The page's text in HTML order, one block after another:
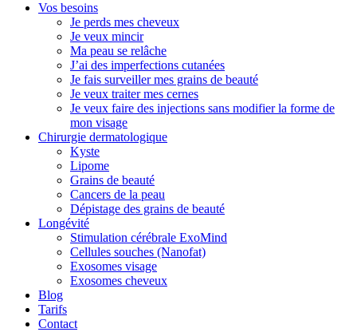
Vos besoins
Je perds mes cheveux
Je veux mincir
Ma peau se relâche
J’ai des imperfections cutanées
Je fais surveiller mes grains de beauté
Je veux traiter mes cernes
Je veux faire des injections sans modifier la forme de
mon visage
Chirurgie dermatologique
Kyste
Lipome
Grains de beauté
Cancers de la peau
Dépistage des grains de beauté
Longévité
Stimulation cérébrale ExoMind
Cellules souches (Nanofat)
Exosomes visage
Exosomes cheveux
Blog
Tarifs
Contact